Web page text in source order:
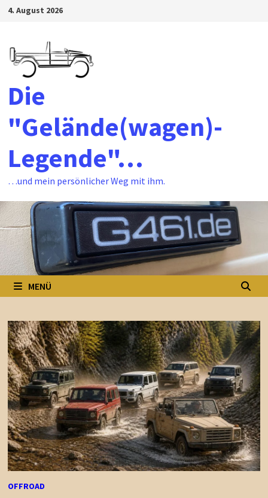
Zum4. August 2026
Die
"Gelände(wagen)-
Legende"…
…und mein persönlicher Weg mit ihm.
MENÜ
OFFROAD